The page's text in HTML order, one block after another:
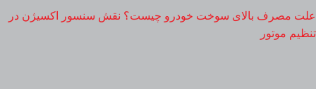
علت مصرف بالای سوخت خودرو چیست؟ نقش سنسور اکسیژن در
تنظیم موتور